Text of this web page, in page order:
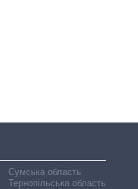
Сумська область
Тернопільська область